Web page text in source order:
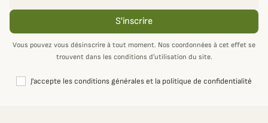
S'inscrire
Vous pouvez vous désinscrire à tout moment. Nos coordonnées à cet effet se
trouvent dans les conditions d’utilisation du site.
J'accepte les conditions générales et la politique de confidentialité